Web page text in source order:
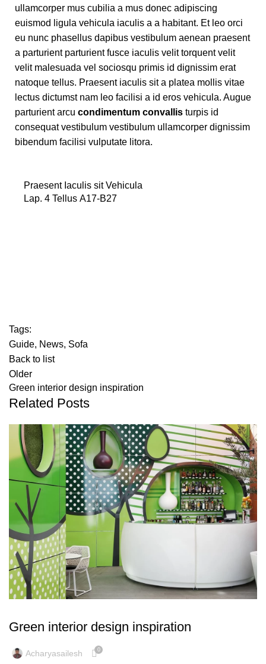
ullamcorper mus cubilia a mus donec adipiscing
euismod ligula vehicula iaculis a a habitant. Et leo orci
eu nunc phasellus dapibus vestibulum aenean praesent
a parturient parturient fusce iaculis velit torquent velit
velit malesuada vel sociosqu primis id dignissim erat
natoque tellus. Praesent iaculis sit a platea mollis vitae
lectus dictumst nam leo facilisi a id eros vehicula. Augue
parturient arcu condimentum convallis turpis id
consequat vestibulum vestibulum ullamcorper dignissim
bibendum facilisi vulputate litora.
Praesent Iaculis sit Vehicula
Lap. 4 Tellus A17-B27
Tags:
Guide, News, Sofa
Back to list
Older
Green interior design inspiration
Related Posts
Green interior design inspiration
Acharyasailesh 0